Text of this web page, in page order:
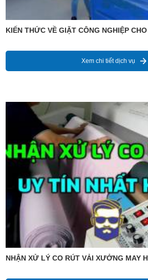
KIẾN THỨC VỀ GIẶT CÔNG NGHIỆP
Xem chi tiết dịch vụ
NHẬN XỬ LÝ CO RÚT VẢI XƯỞNG MAY